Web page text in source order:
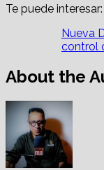
Te puede interesar:
Nueva
control
About the